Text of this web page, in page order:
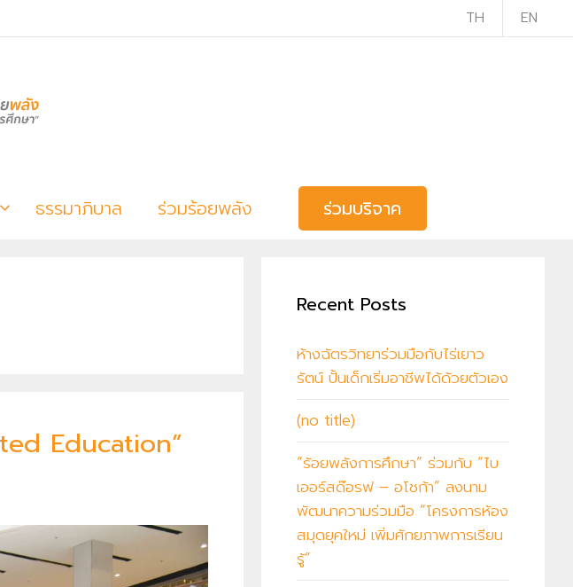
TH EN
ธรรมาภิบาล ร่วมร้อยพลัง ร่วมบริจาค
Education”
Recent Posts
ห้างฉัตรวิทยาร่วมมือกับไร่เยาว
รัตน์ ปั้นเด็กเริ่มอาชีพได้ด้วยตัวเอง
(no title)
“ร้อยพลังการศึกษา” ร่วมกับ “ไบ
เออร์สด๊อรฟ – อโชก้า” ลงนาม
พัฒนาความร่วมมือ “โครงการห้อง
สมุดยุคใหม่ เพิ่มศักยภาพการเรียน
รู้”